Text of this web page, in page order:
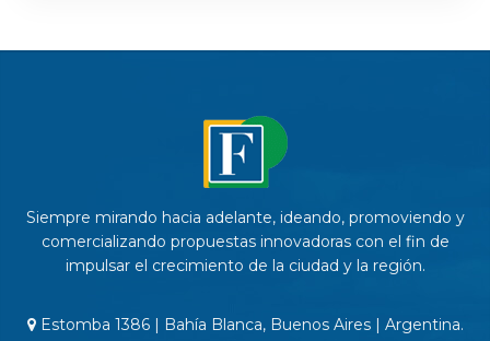
Siempre mirando hacia adelante, ideando, promoviendo y
comercializando propuestas innovadoras con el fin de
impulsar el crecimiento de la ciudad y la región.
Estomba 1386 | Bahía Blanca, Buenos Aires | Argentina.